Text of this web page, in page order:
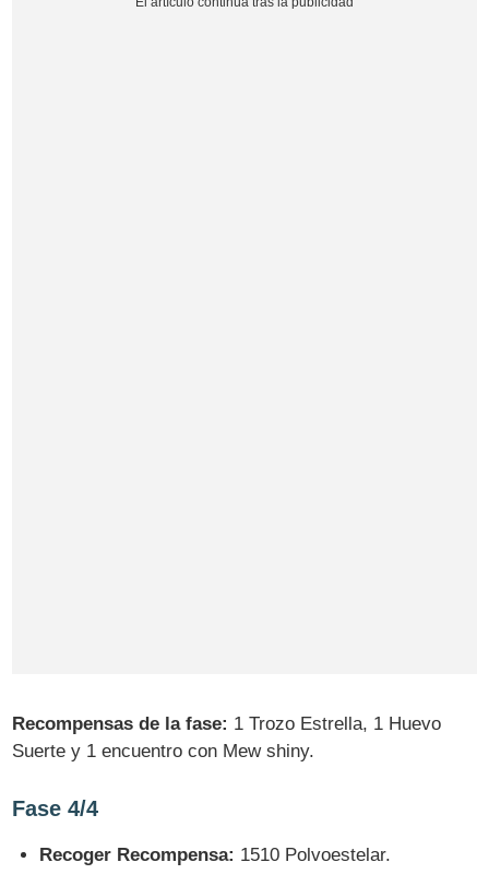
Recompensas de la fase: 1 Trozo Estrella, 1 Huevo
Suerte y 1 encuentro con Mew shiny.
Fase 4/4
Recoger Recompensa: 1510 Polvoestelar.